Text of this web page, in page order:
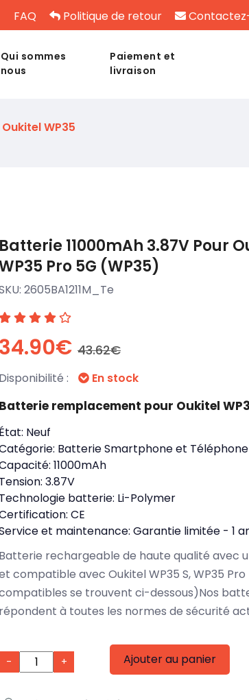
FAQ Politique de retour
Qui sommes
nous
Paiement et
livraison
WP35
Batterie 11000mAh 3.87V Pour
Pro 5G (WP35)
2605BA1211M_Te
34.90€ 43.62€
Disponibilité : En stock
Batterie remplacement pour Oukitel
État: Neuf
Batterie Smartphone et Téléphone
11000mAh
Tension: 3.87V
Technologie batterie: Li-Polymer
CE
et maintenance: Garantie limitée - 1
Batterie rechargeable de haute qualité avec
compatible avec Oukitel WP35 S, WP35
se trouvent ci-dessous)Nos
répondent à toutes les normes de sécurité
- + Ajouter au panier